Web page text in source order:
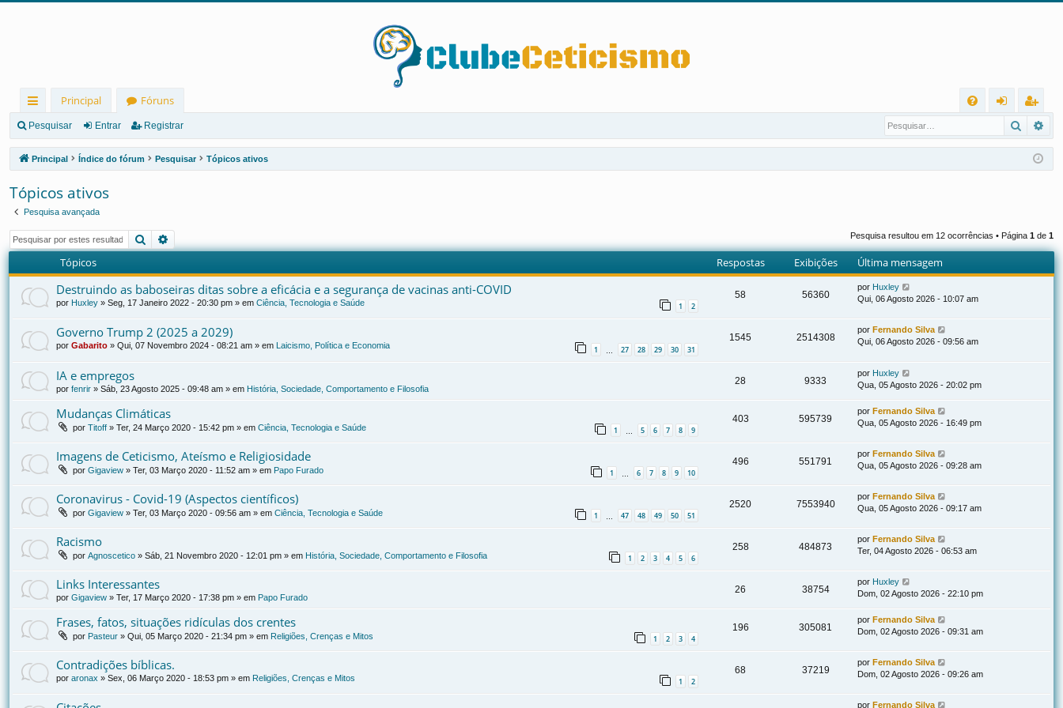
in
ks
rá
pi
os
Principal
Fóruns
Q
ra
r
eg
ist
ra
Pesquisar Entrar Registrar
Principal Índice do fórum Pesquisar Tópicos ativos
Tópicos ativos
Pesquisa avançada
Pesquisar Pesquisa resultou em 12 ocorrências • Página 1 de 1
Tópicos Respostas Exibições Última mensagem
Destruindo as baboseiras ditas sobre a eficácia e a segurança de vacinas anti-COVID
por Huxley » Seg, 17 Janeiro 2022 - 20:30 pm » em Ciência, Tecnologia e Saúde 1 2
58 56360
por Huxley
Qui, 06 Agosto 2026 - 10:07 am
Governo Trump 2 (2025 a 2029)
por Gabarito » Qui, 07 Novembro 2024 - 08:21 am » em Laicismo, Política e Economia 1 27 28 29 30 31
1545 2514308
por Fernando Silva
Qui, 06 Agosto 2026 - 09:56 am
IA e empregos
por fenrir » Sáb, 23 Agosto 2025 - 09:48 am » em História, Sociedade, Comportamento e Filosofia
28 9333
por Huxley
Qua, 05 Agosto 2026 - 20:02 pm
Mudanças Climáticas
por Titoff » Ter, 24 Março 2020 - 15:42 pm » em Ciência, Tecnologia e Saúde 1 5 6 7 8 9
403 595739
por Fernando Silva
Qua, 05 Agosto 2026 - 16:49 pm
Imagens de Ceticismo, Ateísmo e Religiosidade
por Gigaview » Ter, 03 Março 2020 - 11:52 am » em Papo Furado 1 6 7 8 9 10
496 551791
por Fernando Silva
Qua, 05 Agosto 2026 - 09:28 am
Coronavirus - Covid-19 (Aspectos científicos)
por Gigaview » Ter, 03 Março 2020 - 09:56 am » em Ciência, Tecnologia e Saúde 1 47 48 49 50 51
2520 7553940
por Fernando Silva
Qua, 05 Agosto 2026 - 09:17 am
Racismo
por Agnoscetico » Sáb, 21 Novembro 2020 - 12:01 pm » em História, Sociedade, Comportamento e Filosofia 1 2 3 4 5 6
258 484873
por Fernando Silva
Ter, 04 Agosto 2026 - 06:53 am
Links Interessantes
por Gigaview » Ter, 17 Março 2020 - 17:38 pm » em Papo Furado
26 38754
por Huxley
Dom, 02 Agosto 2026 - 22:10 pm
Frases, fatos, situações ridículas dos crentes
por Pasteur » Qui, 05 Março 2020 - 21:34 pm » em Religiões, Crenças e Mitos 1 2 3 4
196 305081
por Fernando Silva
Dom, 02 Agosto 2026 - 09:31 am
Contradições bíblicas.
por aronax » Sex, 06 Março 2020 - 18:53 pm » em Religiões, Crenças e Mitos 1 2
68 37219
por Fernando Silva
Dom, 02 Agosto 2026 - 09:26 am
por Fernando Silva